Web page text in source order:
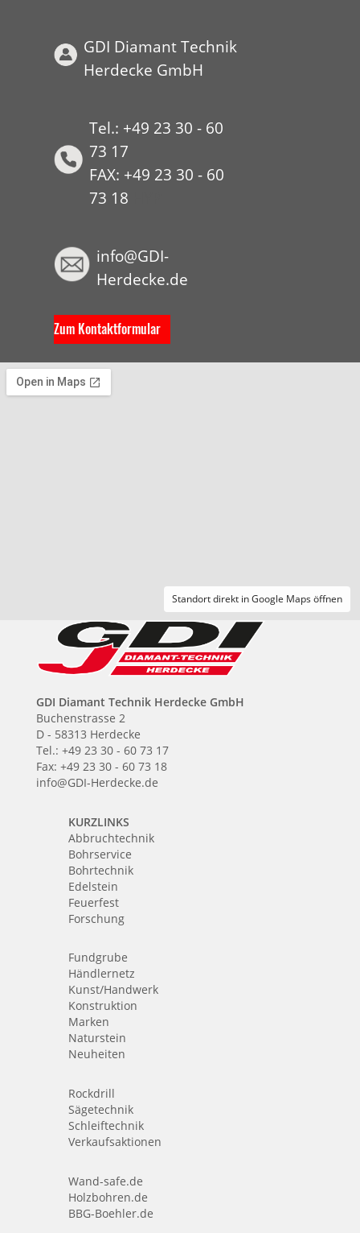
GDI Diamant Technik
Herdecke GmbH
Tel.: +49 23 30 - 60
73 17
FAX: +49 23 30 - 60
73 18
info@GDI-
Herdecke.de
Zum Kontaktformular
Standort direkt in Google Maps öffnen
GDI Diamant Technik Herdecke GmbH
Buchenstrasse 2
D - 58313 Herdecke
Tel.: +49 23 30 - 60 73 17
Fax: +49 23 30 - 60 73 18
info@GDI-Herdecke.de
KURZLINKS
Abbruchtechnik
Bohrservice
Bohrtechnik
Edelstein
Feuerfest
Forschung
Fundgrube
Händlernetz
Kunst/Handwerk
Konstruktion
Marken
Naturstein
Neuheiten
Rockdrill
Sägetechnik
Schleiftechnik
Verkaufsaktionen
Wand-safe.de
Holzbohren.de
BBG-Boehler.de